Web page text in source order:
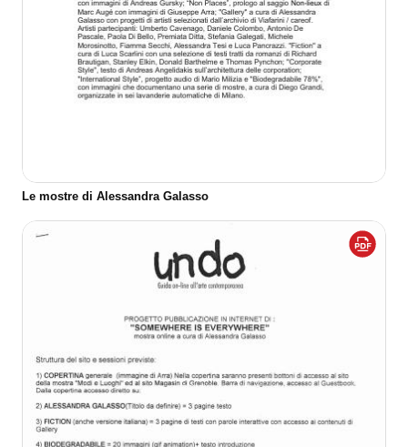
Le mostre di Alessandra Galasso